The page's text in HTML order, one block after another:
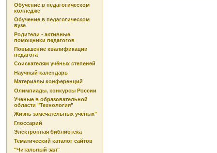
Обучение в педагогическом
колледже
Обучение в педагогическом
вузе
Родители - активные
помощники педагогов
Повышение квалификации
педагога
Соискателям учёных степеней
Научный календарь
Материалы конференций
Олимпиады, конкурсы России
Ученые в образовательной
области "Технология"
Жизнь замечательных учёных"
Глоссарий
Электронная библиотека
Тематический каталог сайтов
"Читальный зал"